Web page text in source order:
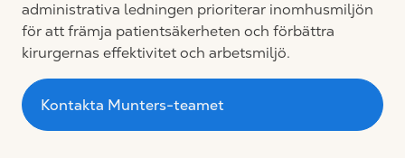
administrativa ledningen prioriterar inomhusmiljön
för att främja patientsäkerheten och förbättra
kirurgernas effektivitet och arbetsmiljö.
Kontakta Munters-teamet